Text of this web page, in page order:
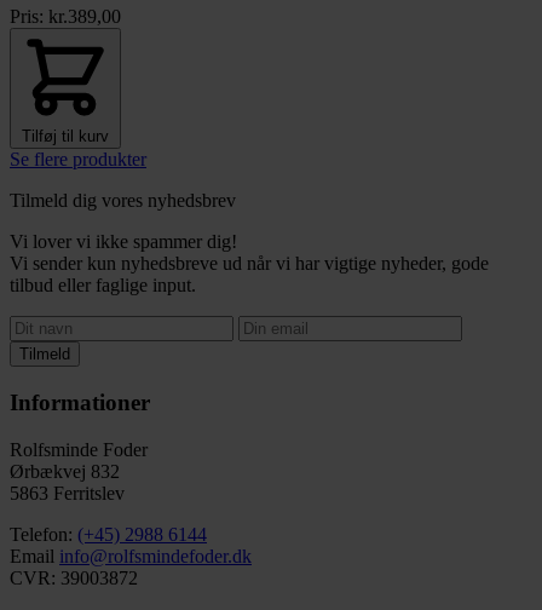
Pris: kr.389,00
Tilføj til kurv
Se flere produkter
Tilmeld dig vores nyhedsbrev
Vi lover vi ikke spammer dig!
Vi sender kun nyhedsbreve ud når vi har vigtige nyheder, gode
tilbud eller faglige input.
Tilmeld
Informationer
Rolfsminde Foder
Ørbækvej 832
5863 Ferritslev
Telefon: (+45) 2988 6144
Email info@rolfsmindefoder.dk
CVR: 39003872